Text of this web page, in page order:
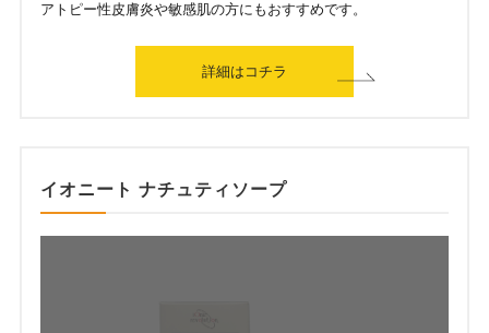
アトピー性皮膚炎や敏感肌の方にもおすすめです。
詳細はコチラ
イオニート ナチュティソープ